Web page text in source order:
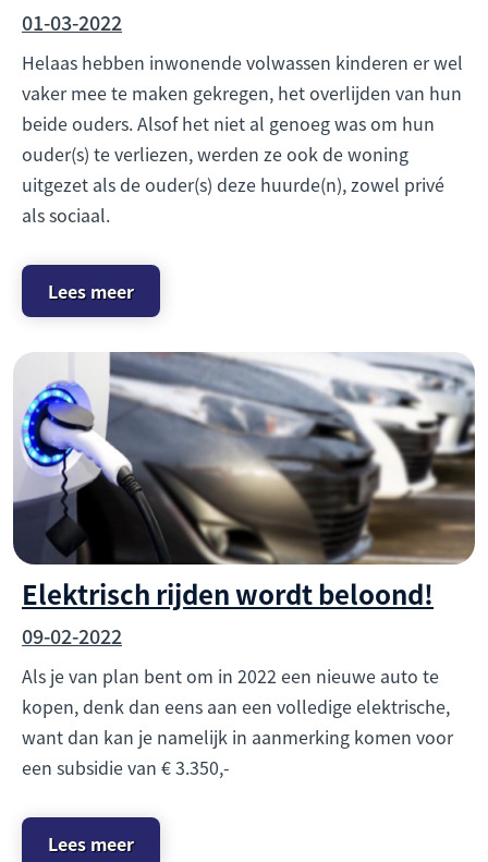
01-03-2022
Helaas hebben inwonende volwassen kinderen er wel
vaker mee te maken gekregen, het overlijden van hun
beide ouders. Alsof het niet al genoeg was om hun
ouder(s) te verliezen, werden ze ook de woning
uitgezet als de ouder(s) deze huurde(n), zowel privé
als sociaal.
Lees meer
Elektrisch rijden wordt beloond!
09-02-2022
Als je van plan bent om in 2022 een nieuwe auto te
kopen, denk dan eens aan een volledige elektrische,
want dan kan je namelijk in aanmerking komen voor
een subsidie van € 3.350,-
Lees meer